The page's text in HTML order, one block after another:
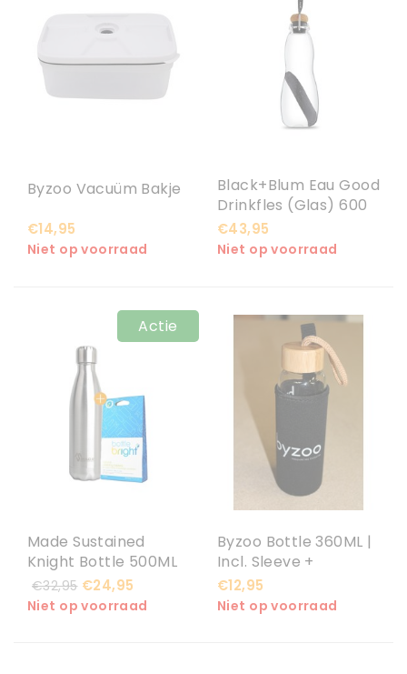
Byzoo Vacuüm Bakje
€14,95
Niet op voorraad
Black+Blum Eau Good
Drinkfles (Glas) 600
ML
€43,95
Niet op voorraad
Actie
Made Sustained
Knight Bottle 500ML
+ Gratis Bottle Bright
Reinigingstabletten
€32,95 €24,95
Niet op voorraad
Byzoo Bottle 360ML |
Incl. Sleeve +
Bamboo Cap
€12,95
Niet op voorraad